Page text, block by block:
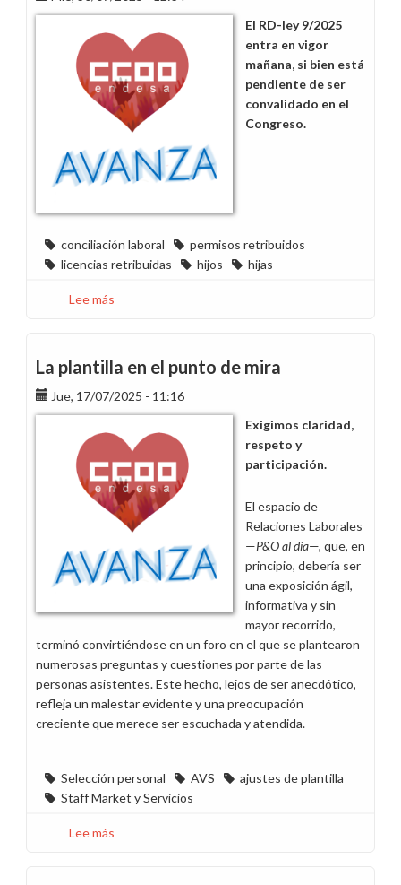
transparencia!
El RD-ley 9/2025
entra en vigor
mañana, si bien está
pendiente de ser
convalidado en el
Congreso.
conciliación laboral
permisos retribuidos
licencias retribuidas
hijos hijas
Lee más
conciliar:
ampliación
del
permiso
nacimiento
y
cuidado
La plantilla en el punto de mira
Jue, 17/07/2025 - 11:16
Exigimos claridad,
respeto y
participación.
El espacio de
Relaciones Laborales
—P&O al día—, que, en
principio, debería ser
una exposición ágil,
informativa y sin
mayor recorrido,
terminó convirtiéndose en un foro en el que se plantearon
numerosas preguntas y cuestiones por parte de las
personas asistentes. Este hecho, lejos de ser anecdótico,
refleja un malestar evidente y una preocupación
creciente que merece ser escuchada y atendida.
Selección personal AVS
ajustes de plantilla
Staff Market y Servicios
Lee más